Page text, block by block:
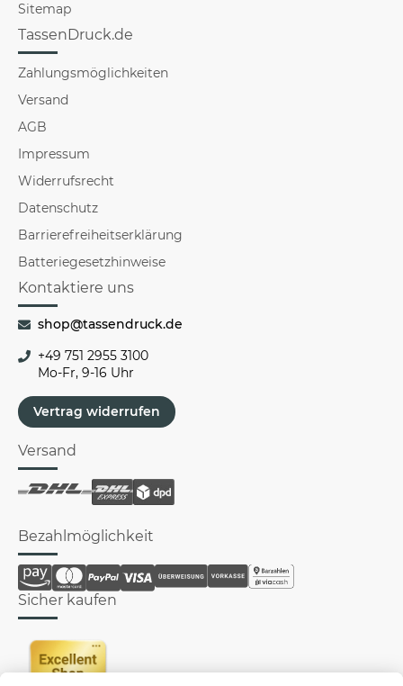
Sitemap
TassenDruck.de
Zahlungsmöglichkeiten
Versand
AGB
Impressum
Widerrufsrecht
Datenschutz
Barrierefreiheitserklärung
Batteriegesetzhinweise
Kontaktiere uns
shop@tassendruck.de
+49 751 2955 3100
Mo-Fr, 9-16 Uhr
Vertrag widerrufen
Versand
Bezahlmöglichkeit
Sicher kaufen